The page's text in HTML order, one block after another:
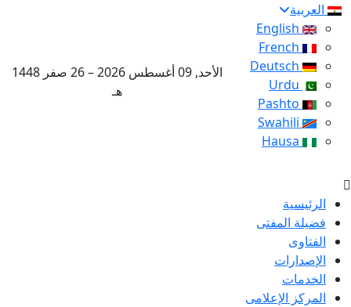
العربية
English
French
Deutsch
Pashto
Swahili
Hausa
الأحد, 09 أغسطس 2026 – 26 صفر 1448
هـ
الرئيسية
فضيلة المفتى
الفتاوى
الإصدارات
الخدمات
المركز الإعلامى